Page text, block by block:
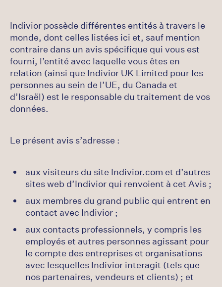
Indivior possède différentes entités à travers le
monde, dont celles listées ici et, sauf mention
contraire dans un avis spécifique qui vous est
fourni, l’entité avec laquelle vous êtes en
relation (ainsi que Indivior UK Limited pour les
personnes au sein de l’UE, du Canada et
d’Israël) est le responsable du traitement de vos
données.
Le présent avis s’adresse :
aux visiteurs du site Indivior.com et d’autres
sites web d’Indivior qui renvoient à cet Avis ;
aux membres du grand public qui entrent en
contact avec Indivior ;
aux contacts professionnels, y compris les
employés et autres personnes agissant pour
le compte des entreprises et organisations
avec lesquelles Indivior interagit (tels que
nos partenaires, vendeurs et clients) ; et